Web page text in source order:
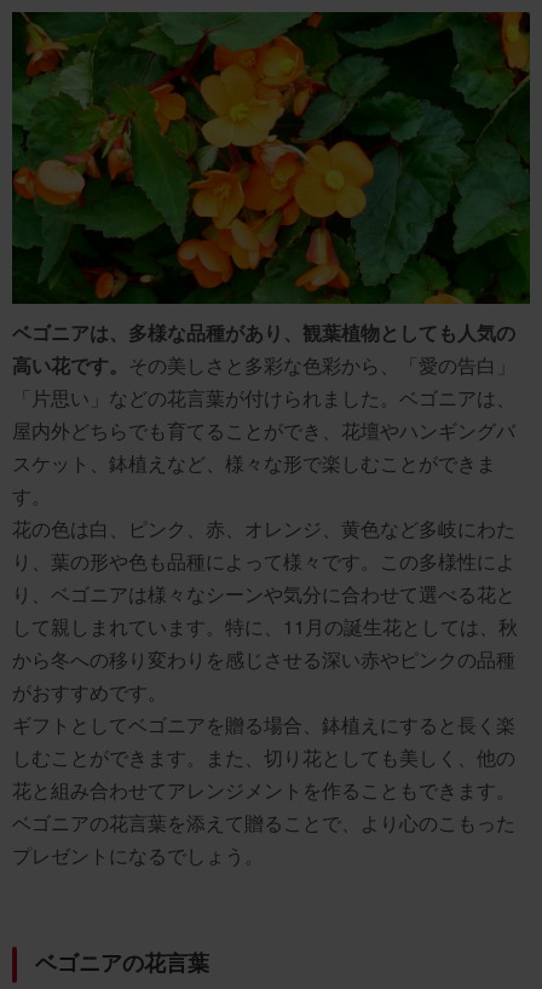
ベゴニアは、多様な品種があり、観葉植物としても人気の
高い花です。 その美しさと多彩な色彩から、「愛の告白」
「片思い」などの花言葉が付けられました。ベゴニアは、
屋内外どちらでも育てることができ、花壇やハンギングバ
スケット、鉢植えなど、様々な形で楽しむことができま
す。
花の色は白、ピンク、赤、オレンジ、黄色など多岐にわた
り、葉の形や色も品種によって様々です。この多様性によ
り、ベゴニアは様々なシーンや気分に合わせて選べる花と
して親しまれています。特に、11月の誕生花としては、秋
から冬への移り変わりを感じさせる深い赤やピンクの品種
がおすすめです。
ギフトとしてベゴニアを贈る場合、鉢植えにすると長く楽
しむことができます。また、切り花としても美しく、他の
花と組み合わせてアレンジメントを作ることもできます。
ベゴニアの花言葉を添えて贈ることで、より心のこもった
プレゼントになるでしょう。
ベゴニアの花言葉